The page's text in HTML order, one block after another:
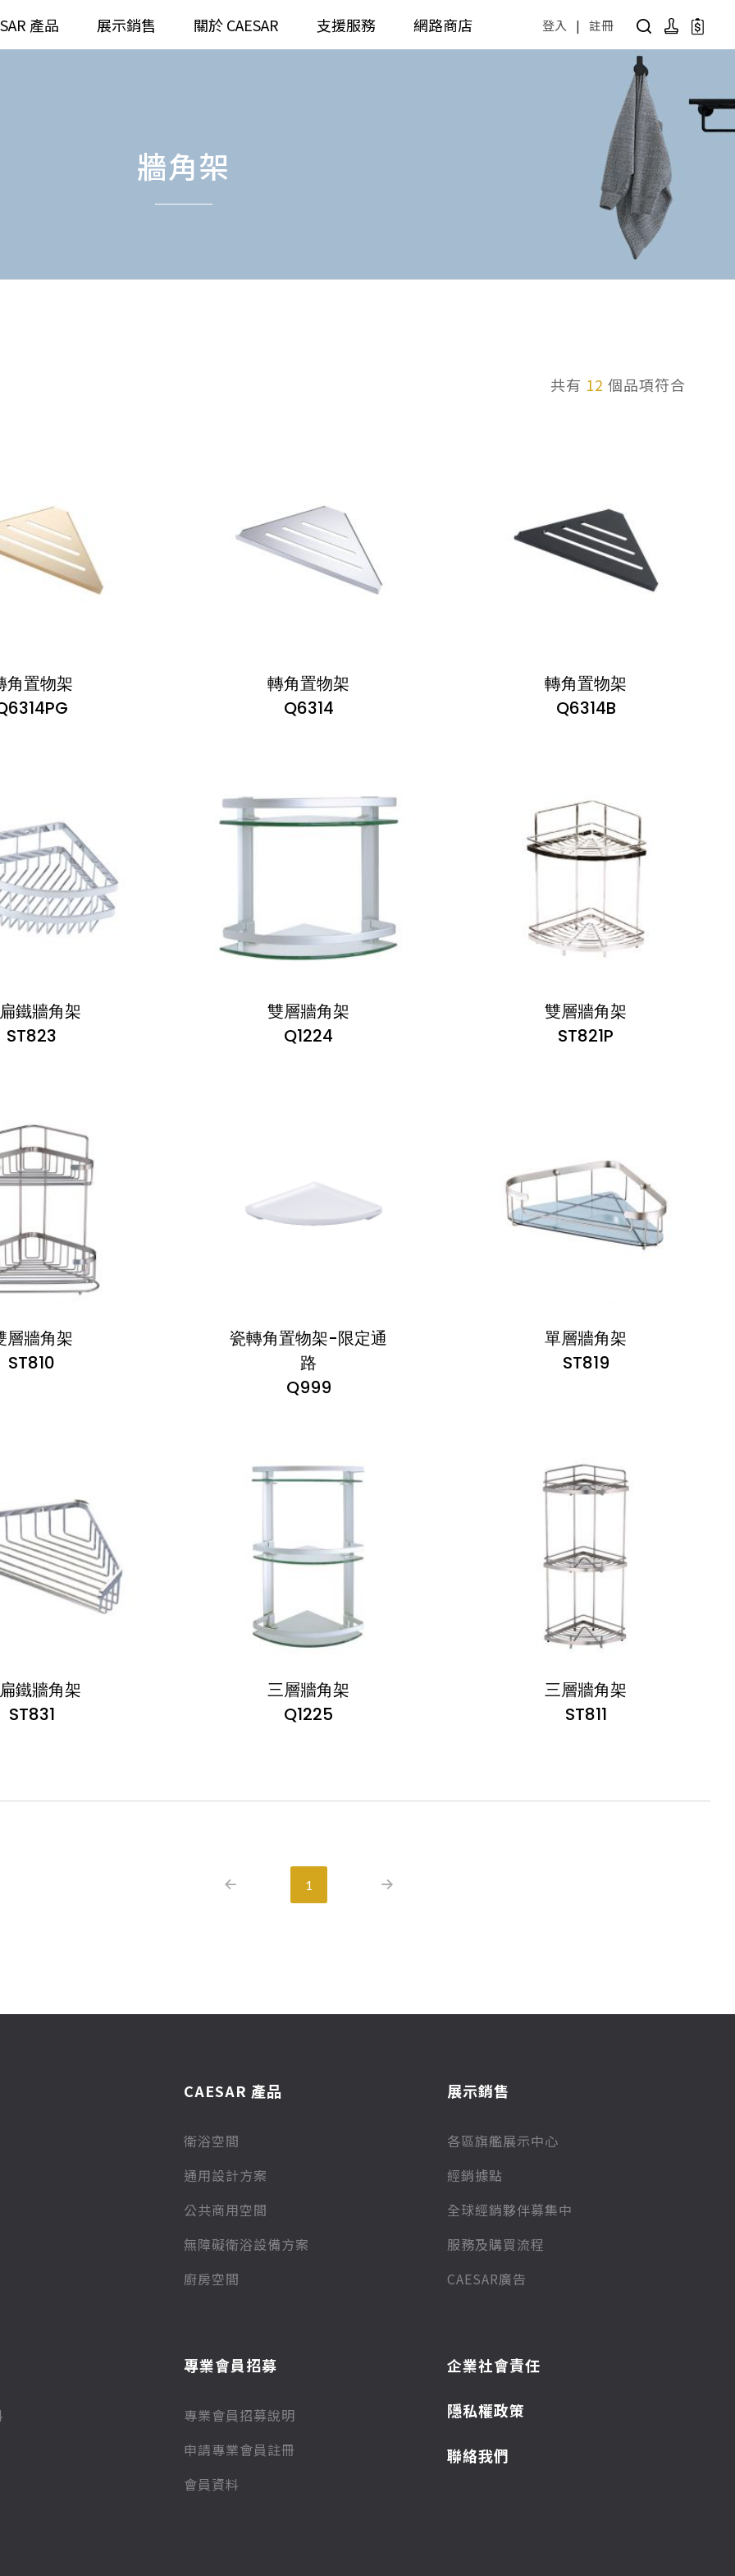
產品
⼿持蓮蓬頭
浴缸
面盆 / 感應龍頭 / 拖布盆
便斗 / 馬桶 / 蹲便
無障礙衛浴
廚房龍頭
展示銷售 關於 CAESAR 支援服務 網路商店 登入 | 註冊
牆角架
共有 12 個品項符合
角置物架
轉角置物架
Q6314
轉角置物架
Q6314B
鐵牆角架
ST823
雙層牆角架
Q1224
雙層牆角架
ST821P
層牆角架
ST810
瓷轉角置物架-限定通
路
Q999
單層牆角架
ST819
鐵牆角架
ST831
三層牆角架
Q1225
三層牆角架
ST811
1
CAESAR 產品
衛浴空間
通用設計方案
公共商用空間
無障礙衛浴設備方案
廚房空間
展示銷售
各區旗艦展示中心
經銷據點
全球經銷夥伴募集中
服務及購買流程
CAESAR廣告
專業會員招募
專業會員招募說明
申請專業會員註冊
會員資料
企業社會責任
隱私權政策
聯絡我們